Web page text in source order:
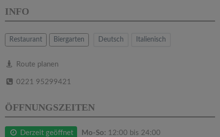
INFO
Restaurant Biergarten Deutsch Italienisch
Route planen
0221 95299421
ÖFFNUNGSZEITEN
Derzeit geöffnet Mo-So: 12:00 bis 24:00
a
v
a